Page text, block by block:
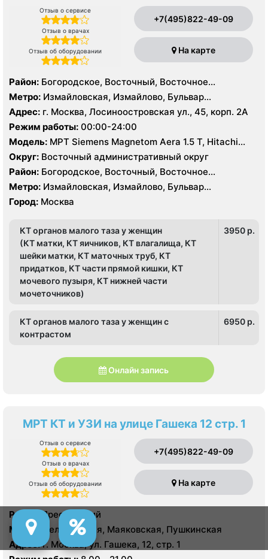
Отзыв о сервисе
Отзыв о врачах
Отзыв об оборудовании
+7(495)822-49-09
На карте
Район: Богородское, Восточный, Восточное
Измайлово, Гольяново, Измайлово, Метрогородок,
Северное Измайлово, Соколиная Гора, Сокольники
Метро: Измайловская, Измайлово, Бульвар
Рокоссовского, Белокаменная , Локомотив ,
Партизанская, Первомайская, Преображенская
площадь, Ростокино, Семеновская, Соколиная гора,
Сокольники, Черкизовская, Щелковская,
Электрозаводская
Адрес: г. Москва, Лосиноостровская ул., 45, корп. 2А
Режим работы: 00:00-24:00
Модель: МРТ Siemens Magnetom Aera 1.5 T, Hitachi
Aperto 0.4 Т, КТ Philips Brilliance CT 64 среза, УЗИ
Округ: Восточный административный округ
Район: Богородское, Восточный, Восточное
Измайлово, Гольяново, Измайлово, Метрогородок,
Северное Измайлово, Соколиная Гора, Сокольники
Метро: Измайловская, Измайлово, Бульвар
Рокоссовского, Белокаменная , Локомотив ,
Партизанская, Первомайская, Преображенская
площадь, Ростокино, Семеновская, Соколиная гора,
Сокольники, Черкизовская, Щелковская,
Электрозаводская
Город: Москва
КТ органов малого таза у женщин
(КТ матки, КТ яичников, КТ влагалища, КТ
шейки матки, КТ маточных труб, КТ
придатков, КТ части прямой кишки, КТ
мочевого пузыря, КТ нижней части
мочеточников)
3950 p.
КТ органов малого таза у женщин с
контрастом
6950 p.
Онлайн запись
МРТ КТ и УЗИ на улице Гашека 12 стр. 1
Отзыв о сервисе
Отзыв о врачах
Отзыв об оборудовании
+7(495)822-49-09
На карте
Район:
Пресненский
Метро:
Белорусская, Маяковская, Пушкинская
Адрес: г. Москва, ул. Гашека, 12, стр. 1